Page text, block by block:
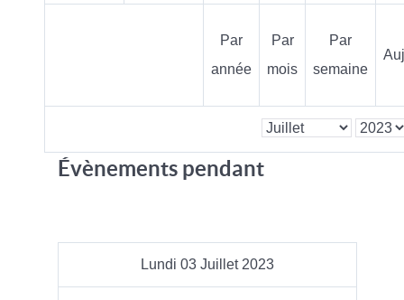
Par
année
Par
mois
Par
semaine
Évènements pendant
Lundi 03 Juillet 2023